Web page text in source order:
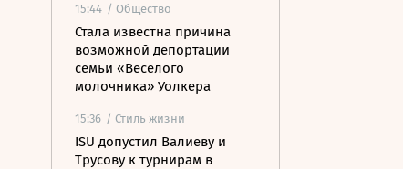
15:44 / Общество
Стала известна причина
возможной депортации
семьи «Веселого
молочника» Уолкера
15:36 / Стиль жизни
ISU допустил Валиеву и
Трусову к турнирам в